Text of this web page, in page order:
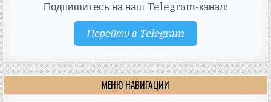
Подпишитесь на наш Telegram-канал:
Перейти в Telegram
МЕНЮ НАВИГАЦИИ